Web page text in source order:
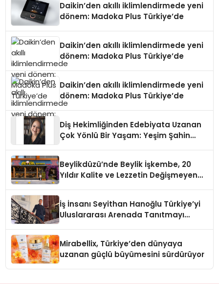
Daikin’den akıllı iklimlendirmede yeni
dönem: Madoka Plus Türkiye’de
Daikin’den akıllı iklimlendirmede yeni
dönem: Madoka Plus Türkiye’de
Daikin’den akıllı iklimlendirmede yeni
dönem: Madoka Plus Türkiye’de
Diş Hekimliğinden Edebiyata Uzanan
Çok Yönlü Bir Yaşam: Yeşim Şahin
Beylikdüzü’nde Beylik İşkembe, 20
Yıldır Kalite ve Lezzetin Değişmeyen
İş İnsanı Seyithan Hanoğlu Türkiye’yi
Uluslararası Arenada Tanıtmayı
Mirabellix, Türkiye’den dünyaya
uzanan güçlü büyümesini sürdürüyor